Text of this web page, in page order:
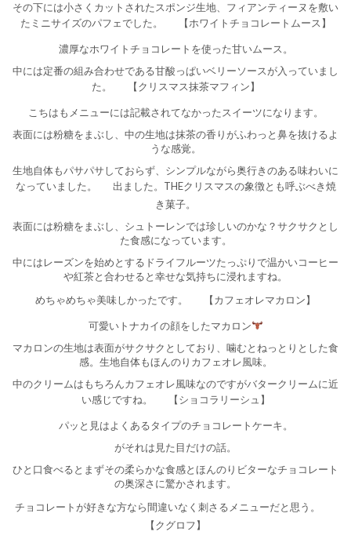
その下には小さくカットされたスポンジ生地、フィアンティーヌを敷い
たミニサイズのパフェでした。
【ホワイトチョコレートムース】
濃厚なホワイトチョコレートを使った甘いムース。
中には定番の組み合わせである甘酸っぱいベリーソースが入っていまし
た。
【クリスマス抹茶マフィン】
こちはもメニューには記載されてなかったスイーツになります。
表面には粉糖をまぶし、中の生地は抹茶の香りがふわっと鼻を抜けるよ
うな感覚。
生地自体もパサパサしておらず、シンプルながら奥行きのある味わいに
なっていました。
出ました。THEクリスマスの象徴とも呼ぶべき焼
き菓子。
表面には粉糖をまぶし、シュトーレンでは珍しいのかな？サクサクとし
た食感になっています。
中にはレーズンを始めとするドライフルーツたっぷりで温かいコーヒー
や紅茶と合わせると幸せな気持ちに浸れますね。
めちゃめちゃ美味しかったです。
【カフェオレマカロン】
可愛いトナカイの顔をしたマカロン
マカロンの生地は表面がサクサクとしており、噛むとねっとりとした食
感。生地自体もほんのりカフェオレ風味。
中のクリームはもちろんカフェオレ風味なのですがバタークリームに近
い感じですね。
【ショコラリーシュ】
パッと見はよくあるタイプのチョコレートケーキ。
がそれは見た目だけの話。
ひと口食べるとまずその柔らかな食感とほんのりビターなチョコレート
の奥深さに驚かされます。
チョコレートが好きな方なら間違いなく刺さるメニューだと思う。
【クグロフ】